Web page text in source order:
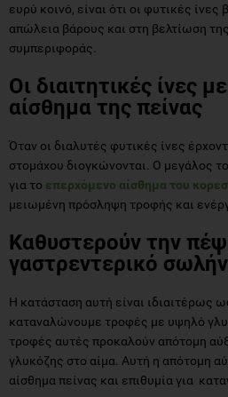
ευρύ κοινό, είναι ότι οι φυτικές
απώλεια βάρους και στη βελτίωση
συμπεριφοράς.
Οι διαιτητικές ίνες
αίσθημα της πείνας
Όταν οι διαλυτές φυτικές ίνες
στομάχου διογκώνονται. Ο μεγάλος
για το επερχόμενο αίσθημα του
μειωμένη πρόσληψη τροφής και
Καθυστερούν την
γαστρεντερικό
Η κατάσταση αυτή είναι ιδιαιτέρως
καταναλώνουμε τροφές με υψηλό
τροφές αυτές προκαλούν απότομη
γλυκόζης στο αίμα. Αυτή η απότομη
αίσθημα πείνας και επιθυμία για